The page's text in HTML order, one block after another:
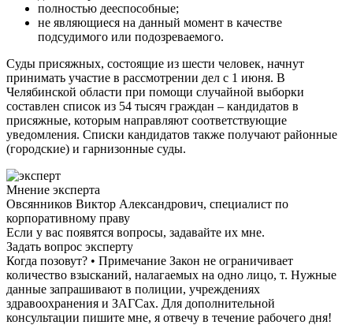
полностью дееспособные;
не являющиеся на данный момент в качестве
подсудимого или подозреваемого.
Суды присяжных, состоящие из шести человек, начнут
принимать участие в рассмотрении дел с 1 июня. В
Челябинской области при помощи случайной выборки
составлен список из 54 тысяч граждан – кандидатов в
присяжные, которым направляют соответствующие
уведомления. Списки кандидатов также получают районные
(городские) и гарнизонные суды.
Мнение эксперта
Овсянников Виктор Александрович, специалист по
корпоративному праву
Если у вас появятся вопросы, задавайте их мне.
Задать вопрос эксперту
Когда позовут? • Примечание Закон не ограничивает
количество взысканий, налагаемых на одно лицо, т. Нужные
данные запрашивают в полиции, учреждениях
здравоохранения и ЗАГСах. Для дополнительной
консультации пишите мне, я отвечу в течение рабочего дня!